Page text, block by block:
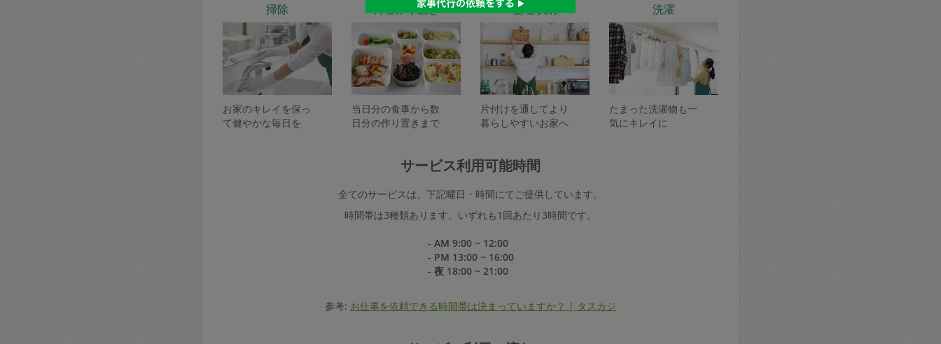
掃除
お家のキレイを保っ
て健やかな毎日を
料理作り置き
当日分の食事から数
日分の作り置きまで
整理収納
片付けを通してより
暮らしやすいお家へ
洗濯
たまった洗濯物も一
気にキレイに
サービス利用可能時間
全てのサービスは、下記曜日・時間にてご提供しています。
時間帯は3種類あります。いずれも1回あたり3時間です。
- AM 9:00 ~ 12:00
- PM 13:00 ~ 16:00
- 夜 18:00 ~ 21:00
参考: お仕事を依頼できる時間帯は決まっていますか？ | タスカジ